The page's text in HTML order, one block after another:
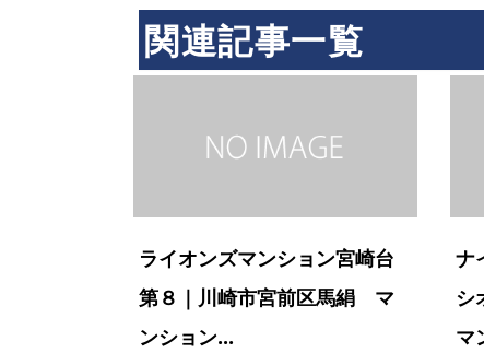
関連記事一覧
ライオンズマンション宮崎台
第８｜川崎市宮前区馬絹 マ
ンション...
ナ
シ
マ